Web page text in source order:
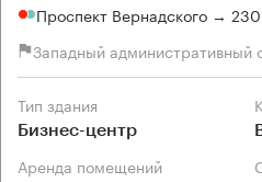
Проспект Вернадского →
Западный административный
Тип здания
Бизнес-центр
Аренда помещений